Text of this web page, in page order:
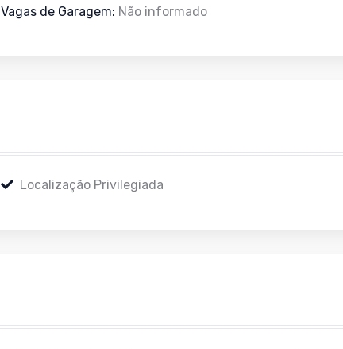
Vagas de Garagem: Não informado
Localização Privilegiada